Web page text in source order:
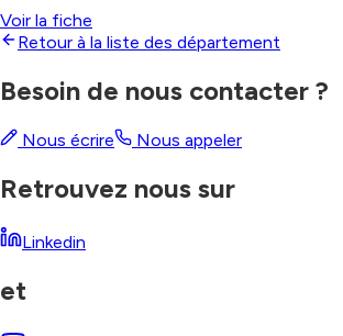
Voir la fiche
Retour à la liste des département
Besoin de nous contacter ?
Nous écrire Nous appeler
Retrouvez nous sur
Linkedin
et